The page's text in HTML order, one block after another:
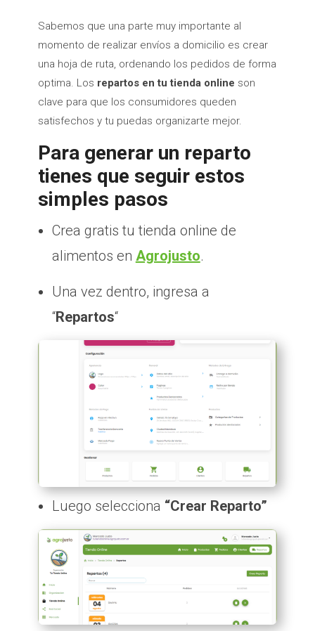
Sabemos que una parte muy importante al
momento de realizar envíos a domicilio es crear
una hoja de ruta, ordenando los pedidos de forma
optima. Los repartos en tu tienda online son
clave para que los consumidores queden
satisfechos y tu puedas organizarte mejor.
Para generar un reparto
tienes que seguir estos
simples pasos
Crea gratis tu tienda online de
alimentos en Agrojusto.
Una vez dentro, ingresa a
“Repartos“
Luego selecciona “Crear Reparto”